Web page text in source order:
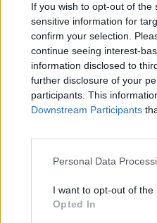
If you wish to opt-out of
sensitive information for
confirm your selection.
continue seeing interest-
information disclosed to
further disclosure of your
participants. This
Downstream Participants
Personal Data
I want to opt-out of the
Opted In
Już nikt nie boi się
monstrum wyrzucone
Przemysław Rudzki
11 min
Mundial 2026